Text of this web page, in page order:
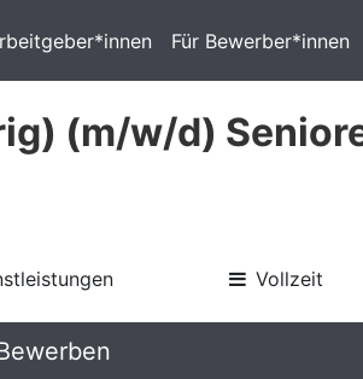
Für Bewerber*innen
(m/w/d)
Vollzeit